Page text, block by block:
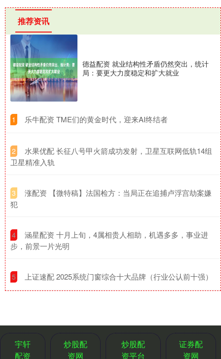
推荐资讯
德益配资 就业结构性矛盾仍然突出，统计
局：要更大力度稳定和扩大就业
1 ​乐牛配资 TME们的黄金时代，迎来AI终结者
2
​水果优配 长征八号甲火箭成功发射，卫星互联网低轨14组
卫星精准入轨
3
​涨配资 【微特稿】法国检方：当局正在追捕卢浮宫劫案嫌
犯
4
​涵星配资 十月上旬，4属相贵人相助，机遇多多，事业进
步，前景一片光明
5 ​上证速配 2025系统门窗综合十大品牌（行业公认前十强）
宇轩
配资
炒股配
资网
炒股配
资平台
证券配
资网